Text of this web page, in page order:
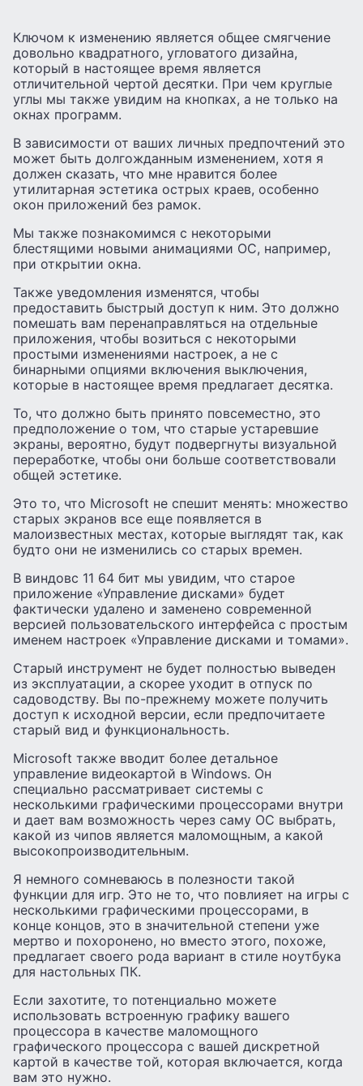
Ключом к изменению является общее смягчение
довольно квадратного, угловатого дизайна,
который в настоящее время является
отличительной чертой десятки. При чем круглые
углы мы также увидим на кнопках, а не только на
окнах программ.
В зависимости от ваших личных предпочтений это
может быть долгожданным изменением, хотя я
должен сказать, что мне нравится более
утилитарная эстетика острых краев, особенно
окон приложений без рамок.
Мы также познакомимся с некоторыми
блестящими новыми анимациями ОС, например,
при открытии окна.
Также уведомления изменятся, чтобы
предоставить быстрый доступ к ним. Это должно
помешать вам перенаправляться на отдельные
приложения, чтобы возиться с некоторыми
простыми изменениями настроек, а не с
бинарными опциями включения выключения,
которые в настоящее время предлагает десятка.
То, что должно быть принято повсеместно, это
предположение о том, что старые устаревшие
экраны, вероятно, будут подвергнуты визуальной
переработке, чтобы они больше соответствовали
общей эстетике.
Это то, что Microsoft не спешит менять: множество
старых экранов все еще появляется в
малоизвестных местах, которые выглядят так, как
будто они не изменились со старых времен.
В виндовс 11 64 бит мы увидим, что старое
приложение «Управление дисками» будет
фактически удалено и заменено современной
версией пользовательского интерфейса с простым
именем настроек «Управление дисками и томами».
Старый инструмент не будет полностью выведен
из эксплуатации, а скорее уходит в отпуск по
садоводству. Вы по-прежнему можете получить
доступ к исходной версии, если предпочитаете
старый вид и функциональность.
Microsoft также вводит более детальное
управление видеокартой в Windows. Он
специально рассматривает системы с
несколькими графическими процессорами внутри
и дает вам возможность через саму ОС выбрать,
какой из чипов является маломощным, а какой
высокопроизводительным.
Я немного сомневаюсь в полезности такой
функции для игр. Это не то, что повлияет на игры с
несколькими графическими процессорами, в
конце концов, это в значительной степени уже
мертво и похоронено, но вместо этого, похоже,
предлагает своего рода вариант в стиле ноутбука
для настольных ПК.
Если захотите, то потенциально можете
использовать встроенную графику вашего
процессора в качестве маломощного
графического процессора с вашей дискретной
картой в качестве той, которая включается, когда
вам это нужно.